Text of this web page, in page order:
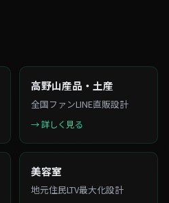
高野山産品・土産
全国ファンLINE直販設計
→ 詳しく見る
美容室
地元住民LTV最大化設計